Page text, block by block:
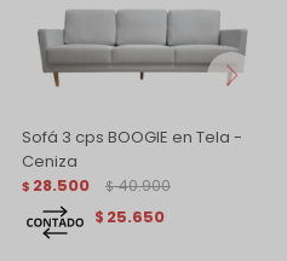
Sofá 3 cps BOOGIE en Tela -
Ceniza
$ 28.500 $ 40.900
$ 25.650